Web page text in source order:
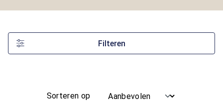
Filteren
Sorteren op